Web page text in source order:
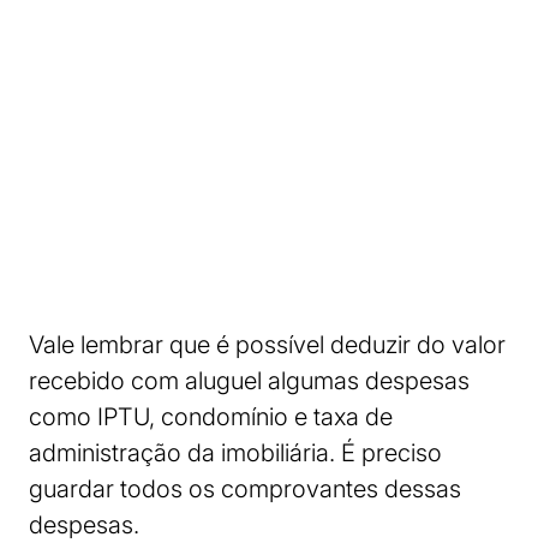
Vale lembrar que é possível deduzir do valor
recebido com aluguel algumas despesas
como IPTU, condomínio e taxa de
administração da imobiliária. É preciso
guardar todos os comprovantes dessas
despesas.